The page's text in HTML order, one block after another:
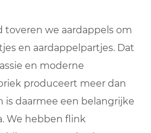
toveren we aardappels om
en aardappelpartjes. Dat
en moderne
produceert meer dan
is daarmee een belangrijke
We hebben flink